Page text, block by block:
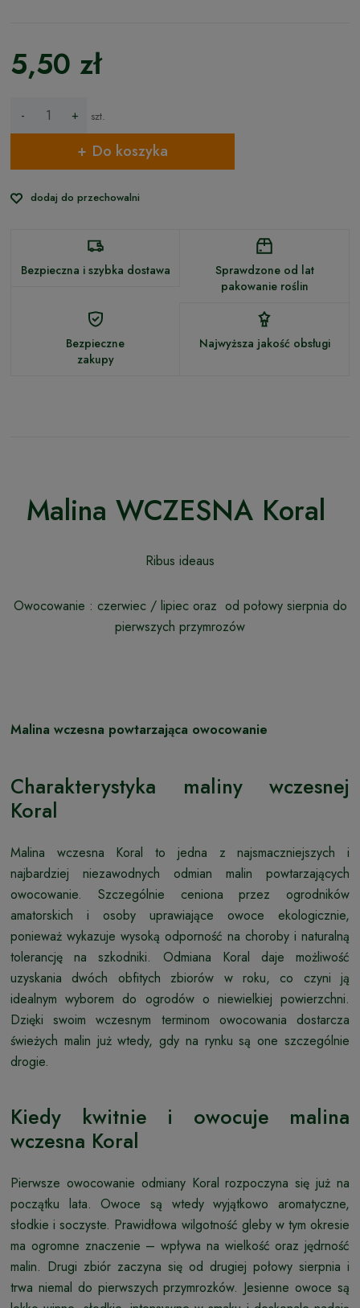
5,50 zł
- + szt.
Do koszyka
dodaj do przechowalni
Bezpieczna i szybka dostawa
Sprawdzone od lat
pakowanie roślin
Bezpieczne
zakupy
Najwyższa jakość obsługi
Malina WCZESNA Koral
Ribus ideaus
Owocowanie : czerwiec / lipiec oraz od połowy sierpnia do
pierwszych przymrozów
Malina wczesna powtarzająca owocowanie
Charakterystyka maliny wczesnej
Koral
Malina wczesna Koral to jedna z najsmaczniejszych i
najbardziej niezawodnych odmian malin powtarzających
owocowanie. Szczególnie ceniona przez ogrodników
amatorskich i osoby uprawiające owoce ekologicznie,
ponieważ wykazuje wysoką odporność na choroby i naturalną
tolerancję na szkodniki. Odmiana Koral daje możliwość
uzyskania dwóch obfitych zbiorów w roku, co czyni ją
idealnym wyborem do ogrodów o niewielkiej powierzchni.
Dzięki swoim wczesnym terminom owocowania dostarcza
świeżych malin już wtedy, gdy na rynku są one szczególnie
drogie.
Kiedy kwitnie i owocuje malina
wczesna Koral
Pierwsze owocowanie odmiany Koral rozpoczyna się już na
początku lata. Owoce są wtedy wyjątkowo aromatyczne,
słodkie i soczyste. Prawidłowa wilgotność gleby w tym okresie
ma ogromne znaczenie – wpływa na wielkość oraz jędrność
malin. Drugi zbiór zaczyna się od drugiej połowy sierpnia i
trwa niemal do pierwszych przymrozków. Jesienne owoce są